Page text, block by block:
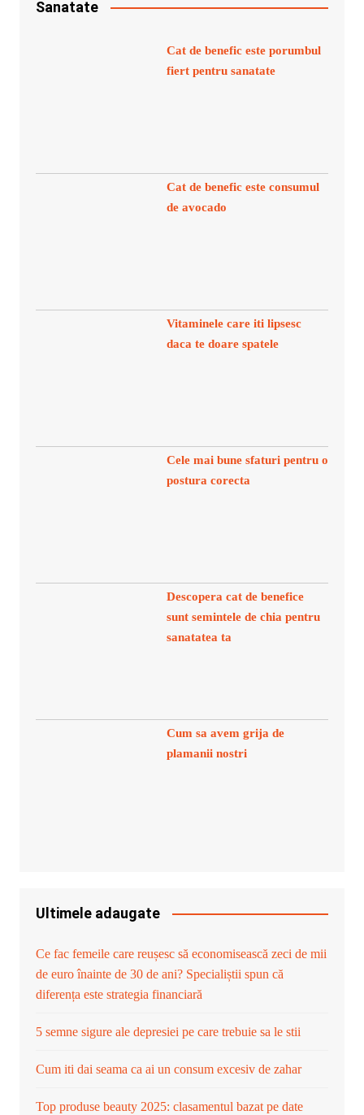
Sanatate
Cat de benefic este porumbul
fiert pentru sanatate
Cat de benefic este consumul
de avocado
Vitaminele care iti lipsesc
daca te doare spatele
Cele mai bune sfaturi pentru o
postura corecta
Descopera cat de benefice
sunt semintele de chia pentru
sanatatea ta
Cum sa avem grija de
plamanii nostri
Ultimele adaugate
Ce fac femeile care reușesc să economisească zeci de mii
de euro înainte de 30 de ani? Specialiștii spun că
diferența este strategia financiară
5 semne sigure ale depresiei pe care trebuie sa le stii
Cum iti dai seama ca ai un consum excesiv de zahar
Top produse beauty 2025: clasamentul bazat pe date